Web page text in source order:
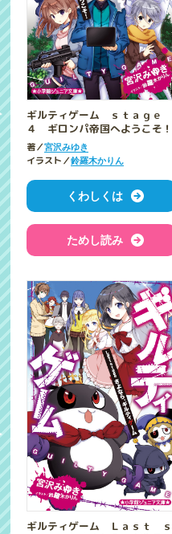
ギルティゲーム ｓｔａｇｅ
４ ギロンパ帝国へようこそ！
著／宮沢みゆき
イラスト／鈴羅木かりん
くわしくは
ためし読み
ギルティゲーム Ｌａｓｔ ｓ